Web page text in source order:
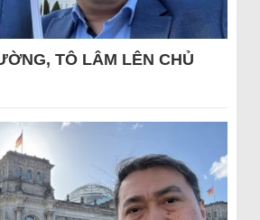
TÔ LÂM LÊN CHỦ